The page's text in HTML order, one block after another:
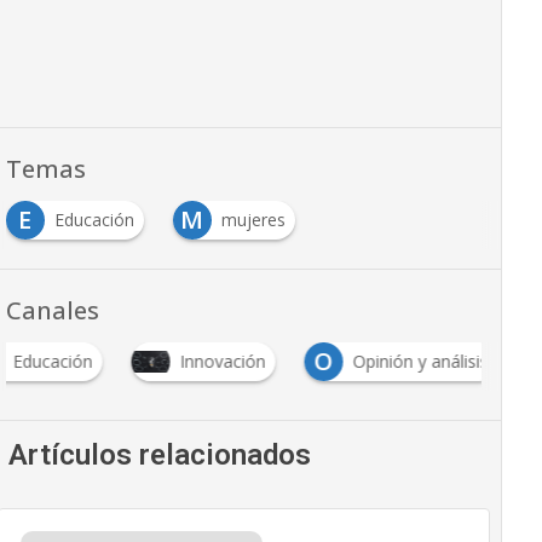
Temas
E
Educación M mujeres
Canales
Innovación O Opinión y análisis
Artículos relacionados